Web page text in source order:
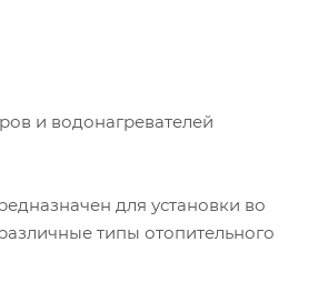
и водонагревателей
для установки во
типы отопительного